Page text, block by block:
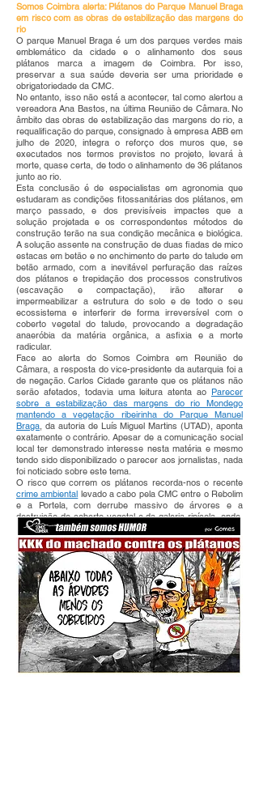
Somos Coimbra alerta: Plátanos do Parque Manuel Braga
em risco com as obras de estabilização das margens do
rio
O parque Manuel Braga é um dos parques verdes mais
emblemático da cidade e o alinhamento dos seus
plátanos marca a imagem de Coimbra. Por isso,
preservar a sua saúde deveria ser uma prioridade e
obrigatoriedade da CMC.
No entanto, isso não está a acontecer, tal como alertou a
vereadora Ana Bastos, na última Reunião de Câmara. No
âmbito das obras de estabilização das margens do rio, a
requalificação do parque, consignado à empresa ABB em
julho de 2020, integra o reforço dos muros que, se
executados nos termos previstos no projeto, levará à
morte, quase certa, de todo o alinhamento de 36 plátanos
junto ao rio.
Esta conclusão é de especialistas em agronomia que
estudaram as condições fitossanitárias dos plátanos, em
março passado, e dos previsíveis impactes que a
solução projetada e os correspondentes métodos de
construção terão na sua condição mecânica e biológica.
A solução assente na construção de duas fiadas de mico
estacas em betão e no enchimento de parte do talude em
betão armado, com a inevitável perfuração das raízes
dos plátanos e trepidação dos processos construtivos
(escavação e compactação), irão alterar e
impermeabilizar a estrutura do solo e de todo o seu
ecossistema e interferir de forma irreversível com o
coberto vegetal do talude, provocando a degradação
anaeróbia da matéria orgânica, a asfixia e a morte
radicular.
Face ao alerta do Somos Coimbra em Reunião de
Câmara, a resposta do vice-presidente da autarquia foi a
de negação. Carlos Cidade garante que os plátanos não
serão afetados, todavia uma leitura atenta ao Parecer
sobre a estabilização das margens do rio Mondego
mantendo a vegetação ribeirinha do Parque Manuel
Braga, da autoria de Luís Miguel Martins (UTAD), aponta
exatamente o contrário. Apesar de a comunicação social
local ter demonstrado interesse nesta matéria e mesmo
tendo sido disponibilizado o parecer aos jornalistas, nada
foi noticiado sobre este tema.
O risco que correm os plátanos recorda-nos o recente
crime ambiental levado a cabo pela CMC entre o Rebolim
e a Portela, com derrube massivo de árvores e a
destruição do coberto vegetal e da galeria ripícola, onde,
para tentar abafar a grande onda de contestação, a CMC
viu-se obrigada a promover a replantação à pressa de
algumas árvores como forma de mitigar o descalabro. No
entanto,tal como alertou a vereador Ana Bastos na última
Reunião de Câmara, não há qualquer plano a orientar
estas ações de reflorestação.